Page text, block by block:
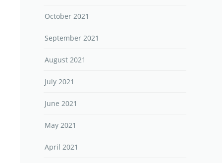
October 2021
September 2021
August 2021
July 2021
June 2021
May 2021
April 2021